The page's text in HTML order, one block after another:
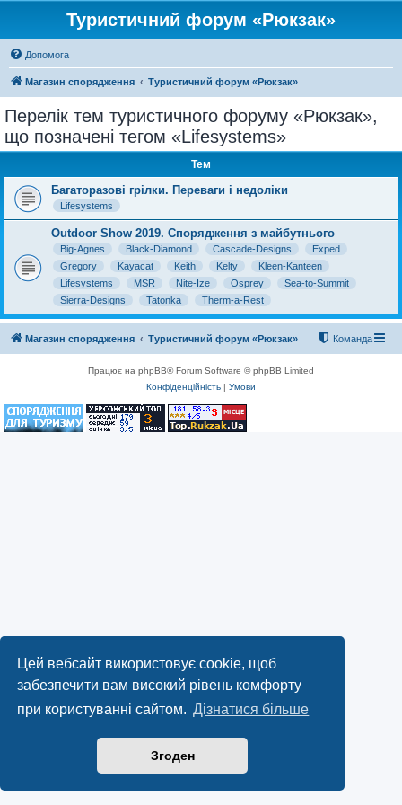
Цей вебсайт використовує cookie, щоб
забезпечити вам високий рівень комфорту
при користуванні сайтом. Дізнатися більше
Згоден
Туристичний форум «Рюкзак»
Допомога
Магазин спорядження Туристичний форум «Рюкзак»
Перелік тем туристичного форуму «Рюкзак»,
що позначені тегом «Lifesystems»
Тем
Багаторазові грілки. Переваги і недоліки
Lifesystems
Outdoor Show 2019. Спорядження з майбутнього
Big-Agnes Black-Diamond Cascade-Designs
Exped
Gregory
Kayacat Keith Kelty
Kleen-Kanteen
Lifesystems
MSR Nite-Ize Osprey
Sea-to-Summit
Sierra-Designs
Tatonka Therm-a-Rest
Магазин спорядження Туристичний форум «Рюкзак» Команда
Працює на phpBB® Forum Software © phpBB Limited
Конфіденційність | Умови